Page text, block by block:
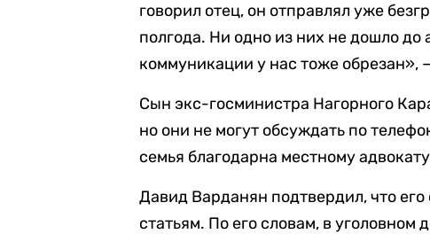
говорил отец, он отправлял уже
полгода. Ни одно из них не дошло до
коммуникации у нас тоже обрезан»,
Сын экс-госминистра Нагорного
но они не могут обсуждать по
семья благодарна местному
Давид Варданян подтвердил, что его
статьям. По его словам, в